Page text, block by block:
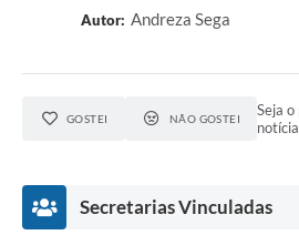
Autor: Andreza Sega
GOSTEI NÃO GOSTEI
Seja
Secretarias Vinculadas